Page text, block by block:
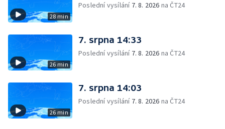
28 min
Poslední vysílání 7. 8. 2026 na ČT24
26 min
7. srpna 14:33
Poslední vysílání 7. 8. 2026 na ČT24
26 min
7. srpna 14:03
Poslední vysílání 7. 8. 2026 na ČT24